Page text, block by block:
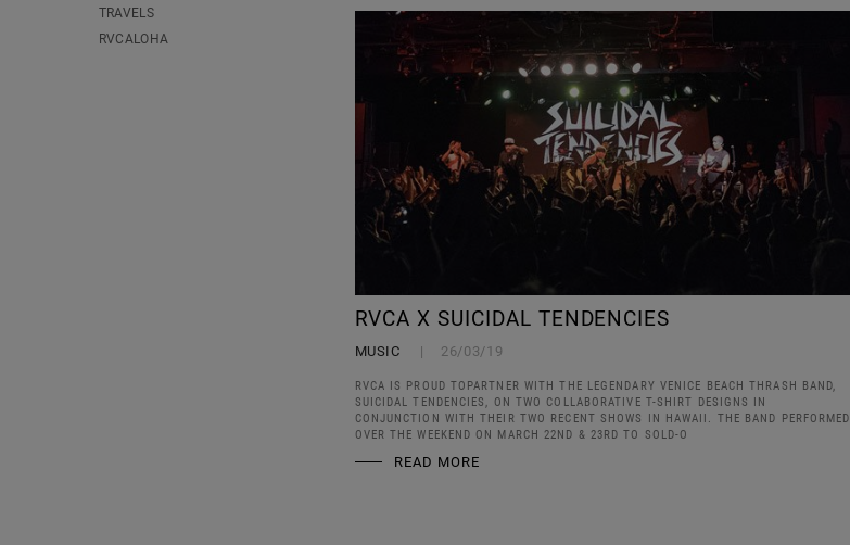
TRAVELS
RVCALOHA
RVCA X SUICIDAL TENDENCIES
MUSIC 26/03/19
RVCA IS PROUD TOPARTNER WITH THE LEGENDARY VENICE BEACH THRASH BAND,
SUICIDAL TENDENCIES, ON TWO COLLABORATIVE T-SHIRT DESIGNS IN
CONJUNCTION WITH THEIR TWO RECENT SHOWS IN HAWAII. THE BAND PERFORMED
OVER THE WEEKEND ON MARCH 22ND & 23RD TO SOLD-O
READ MORE